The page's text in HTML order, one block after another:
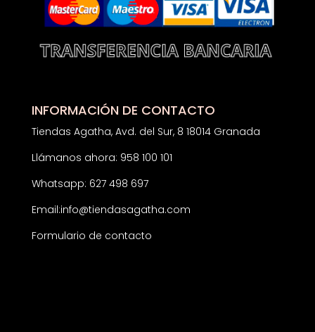
INFORMACIÓN DE CONTACTO
Tiendas Agatha, Avd. del Sur, 8 18014 Granada
Llámanos ahora: 958 100 101
Whatsapp: 627 498 697
Email:info@tiendasagatha.com
Formulario de contacto